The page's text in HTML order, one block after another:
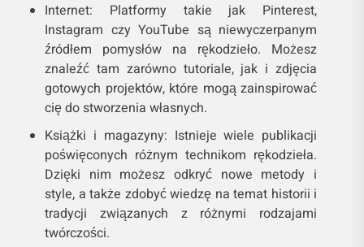
Internet: Platformy takie jak Pinterest,
Instagram czy YouTube są niewyczerpanym
źródłem pomysłów na rękodzieło. Możesz
znaleźć tam zarówno tutoriale, jak i zdjęcia
gotowych projektów, które mogą zainspirować
cię do stworzenia własnych.
Książki i magazyny: Istnieje wiele publikacji
poświęconych różnym technikom rękodzieła.
Dzięki nim możesz odkryć nowe metody i
style, a także zdobyć wiedzę na temat historii i
tradycji związanych z różnymi rodzajami
twórczości.